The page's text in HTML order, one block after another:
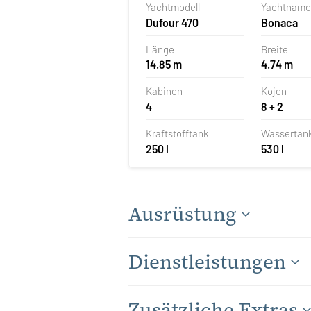
Yachtmodell
Dufour 470
Yachtname
Bonaca
Länge
14.85 m
Breite
4.74 m
Kabinen
4
Kojen
8 + 2
Kraftstofftank
250 l 530 l
Ausrüstung
Dienstleistungen